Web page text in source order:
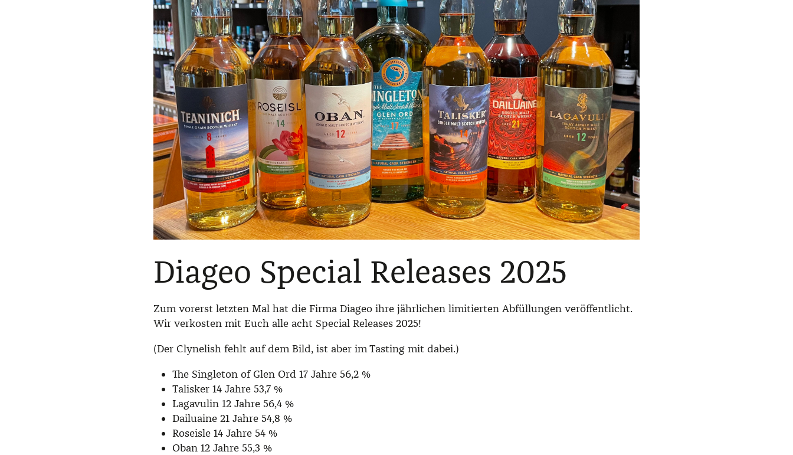
Diageo Special Releases 2025
Zum vorerst letzten Mal hat die Firma Diageo ihre jährlichen limitierten Abfüllungen veröffentlicht.
Wir verkosten mit Euch alle acht Special Releases 2025!
(Der Clynelish fehlt auf dem Bild, ist aber im Tasting mit dabei.)
The Singleton of Glen Ord 17 Jahre 56,2 %
Talisker 14 Jahre 53,7 %
Lagavulin 12 Jahre 56,4 %
Dailuaine 21 Jahre 54,8 %
Roseisle 14 Jahre 54 %
Oban 12 Jahre 55,3 %